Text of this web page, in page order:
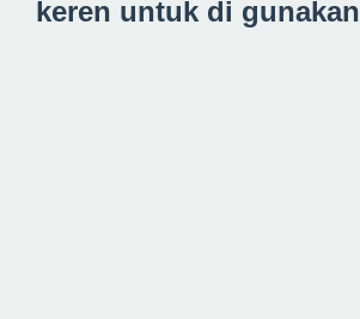
keren untuk di gunakan